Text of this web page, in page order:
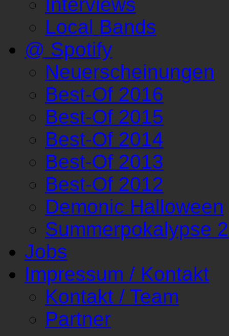
Local Bands
@ Spotify
Neuerscheinungen
Best-Of 2016
Best-Of 2015
Best-Of 2014
Best-Of 2013
Best-Of 2012
Demonic Halloween
Summerpokalypse
Jobs
Impressum / Kontakt
Kontakt / Team
Partner